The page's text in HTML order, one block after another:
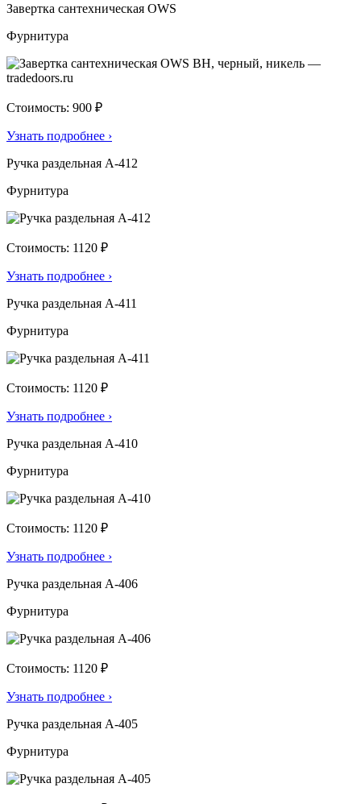
Завертка сантехническая OWS
Фурнитура
Стоимость: 900 ₽
Узнать подробнее ›
Ручка раздельная А-412
Фурнитура
Стоимость: 1120 ₽
Узнать подробнее ›
Ручка раздельная А-411
Фурнитура
Стоимость: 1120 ₽
Узнать подробнее ›
Ручка раздельная А-410
Фурнитура
Стоимость: 1120 ₽
Узнать подробнее ›
Ручка раздельная А-406
Фурнитура
Стоимость: 1120 ₽
Узнать подробнее ›
Ручка раздельная А-405
Фурнитура